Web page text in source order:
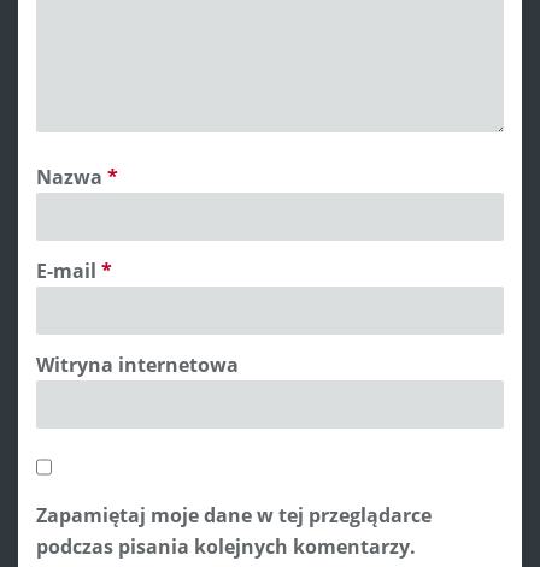
Nazwa *
E-mail *
Witryna internetowa
Zapamiętaj moje dane w tej przeglądarce
podczas pisania kolejnych komentarzy.